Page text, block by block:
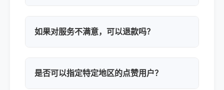
如果对服务不满意，可以退款吗？
是否可以指定特定地区的点赞用户？